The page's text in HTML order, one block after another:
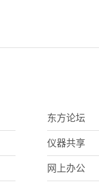
东方论坛
仪器共享
网上办公